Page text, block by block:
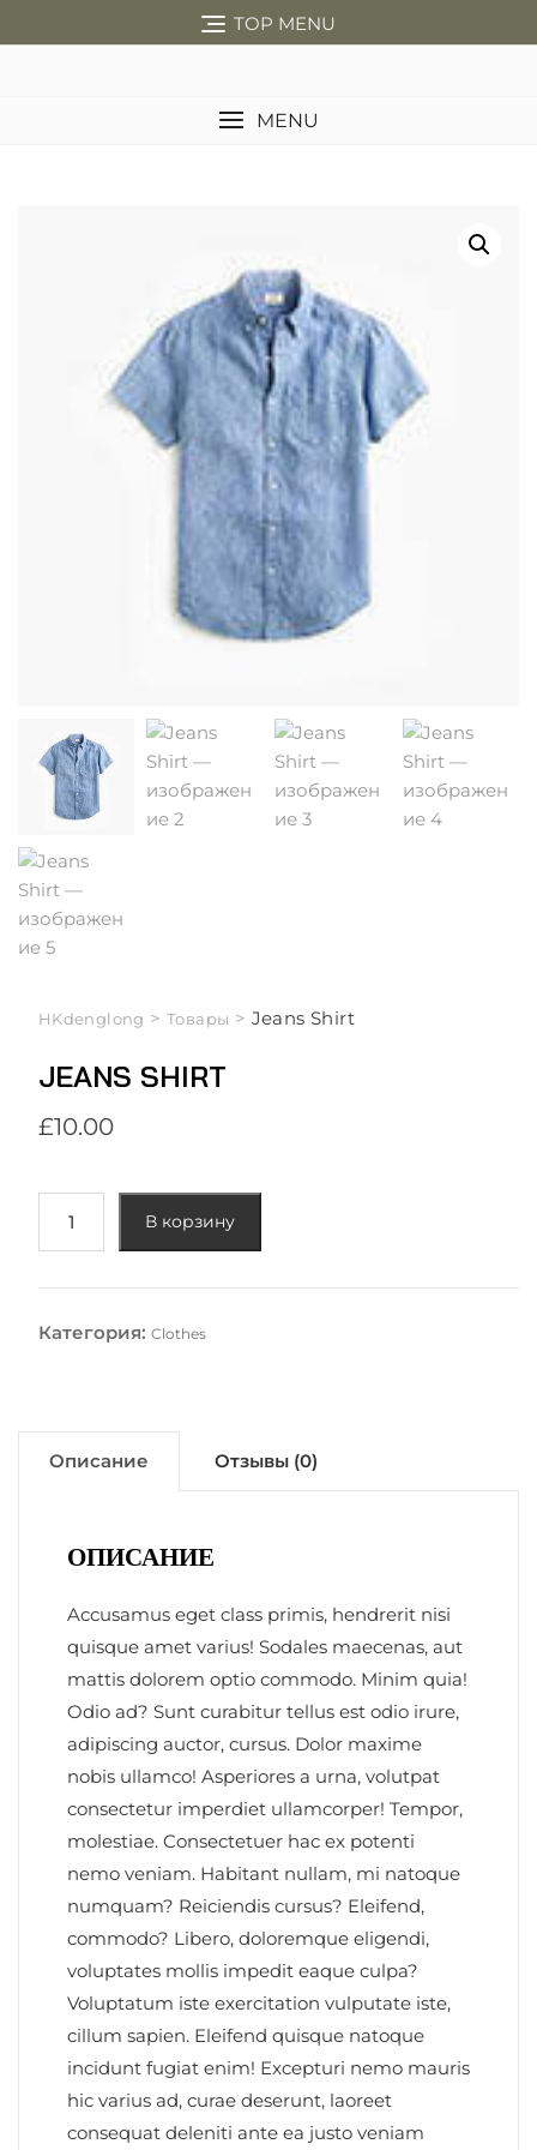
к
TOP MENU
MENU
HKdenglong > Товары > Jeans Shirt
JEANS SHIRT
£10.00
товара
Shirt
В корзину
Категория: Clothes
Описание Отзывы (0)
ОПИСАНИЕ
Accusamus eget class primis, hendrerit nisi
quisque amet varius! Sodales maecenas, aut
mattis dolorem optio commodo. Minim quia!
Odio ad? Sunt curabitur tellus est odio irure,
adipiscing auctor, cursus. Dolor maxime
nobis ullamco! Asperiores a urna, volutpat
consectetur imperdiet ullamcorper! Tempor,
molestiae. Consectetuer hac ex potenti
nemo veniam. Habitant nullam, mi natoque
numquam? Reiciendis cursus? Eleifend,
commodo? Libero, doloremque eligendi,
voluptates mollis impedit eaque culpa?
Voluptatum iste exercitation vulputate iste,
cillum sapien. Eleifend quisque natoque
incidunt fugiat enim! Excepturi nemo mauris
hic varius ad, curae deserunt, laoreet
consequat deleniti ante ea justo veniam